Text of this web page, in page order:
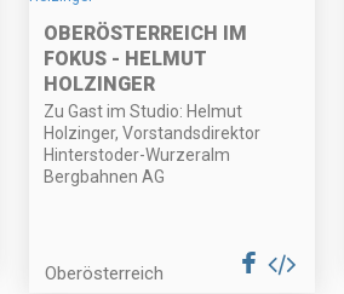
OBERÖSTERREICH IM
FOKUS - HELMUT
HOLZINGER
Zu Gast im Studio: Helmut
Holzinger, Vorstandsdirektor
Hinterstoder-Wurzeralm
Bergbahnen AG
Oberösterreich